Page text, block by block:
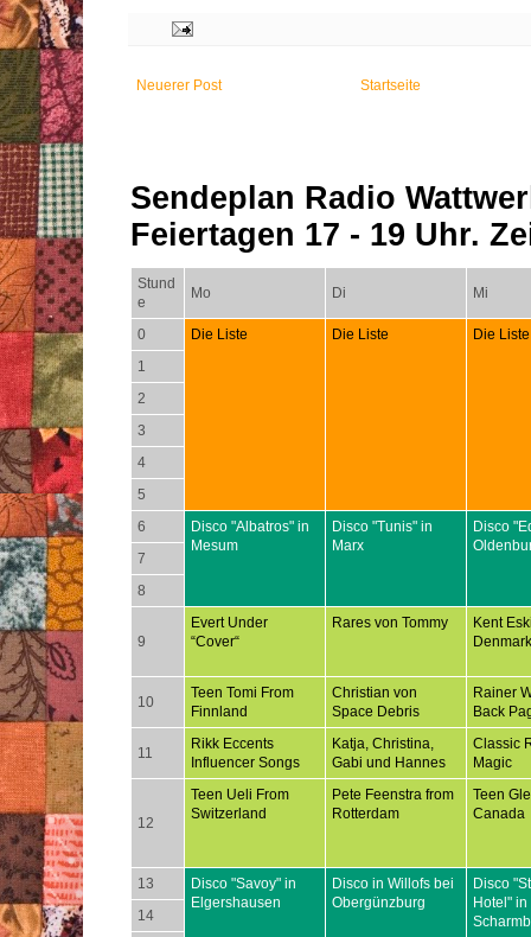
Neuerer Post Startseite
Sendeplan Radio
Feiertagen 17 - 19 Uhr.
Stund
e
Mo Di Mi
0 Die Liste Die Liste
Die Liste
1
2
3
4
5
6
Disco "Albatros" in
Mesum
Disco "Tunis" in
Marx
Disco
7
8
9
Evert Under
“Cover“
Rares von Tommy
Kent
Denmark
10
Teen Tomi From
Finnland
Christian von
Space Debris
Rainer
Back
11
Rikk Eccents
Influencer Songs
Katja, Christina,
Gabi und Hannes
Classic
Magic
12
Teen Ueli From
Switzerland
Pete Feenstra from
Rotterdam
Teen
Canada
13
Disco "Savoy" in
Elgershausen
Disco in Willofs bei
Obergünzburg
Disco
Hotel"
14